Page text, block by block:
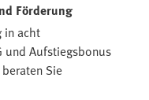
Förderung
in acht
und Aufstiegsbonus
Sie